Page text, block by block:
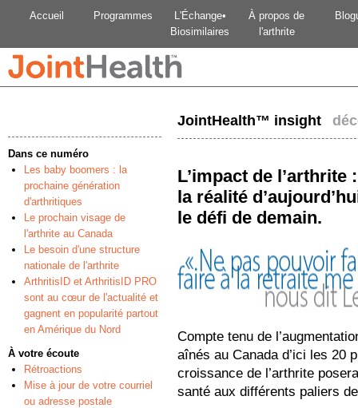
Accueil Programmes
L'Échange•
Biosimilaires
À propos de
l'arthrite
Dans ce numéro
Les baby boomers : la
prochaine génération
d'arthritiques
Le prochain visage de
l'arthrite au Canada
Le besoin d'une structure
nationale de l'arthrite
ArthritisID et ArthritisID PRO
sont au cœur de l'actualité et
gagnent en popularité partout
en Amérique du Nord
À votre écoute
Rétroactions
Mise à jour de votre courriel
ou adresse postale
JointHealth™ insight
L’impact de l’arthrite :
la réalité
le défi de demain.
Compte tenu de
aînés au Canada d’ici les 20
croissance de l’arthrite
santé aux différents paliers